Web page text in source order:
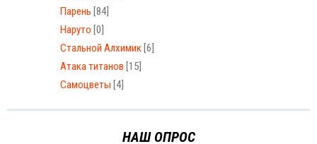
Парень [84]
Наруто [0]
Стальной Алхимик [6]
Атака титанов [15]
Самоцветы [4]
НАШ ОПРОС